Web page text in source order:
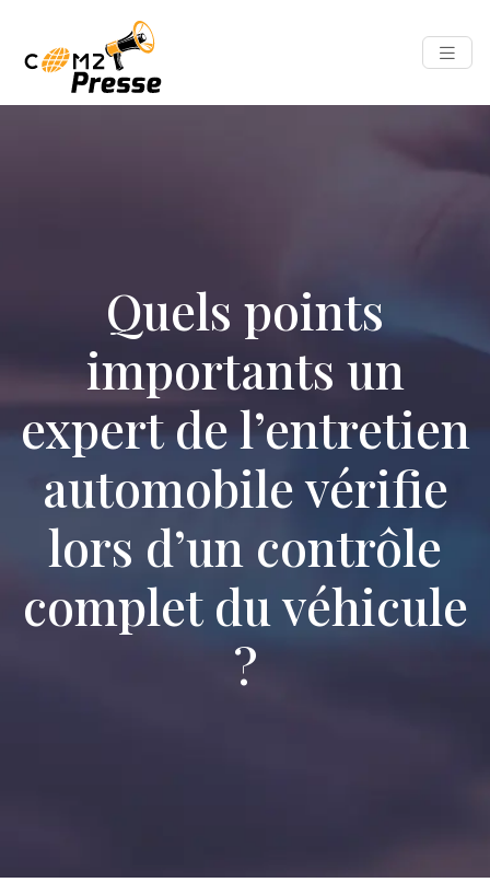
Quels points
importants un
expert de l’entretien
automobile vérifie
lors d’un contrôle
complet du véhicule
?